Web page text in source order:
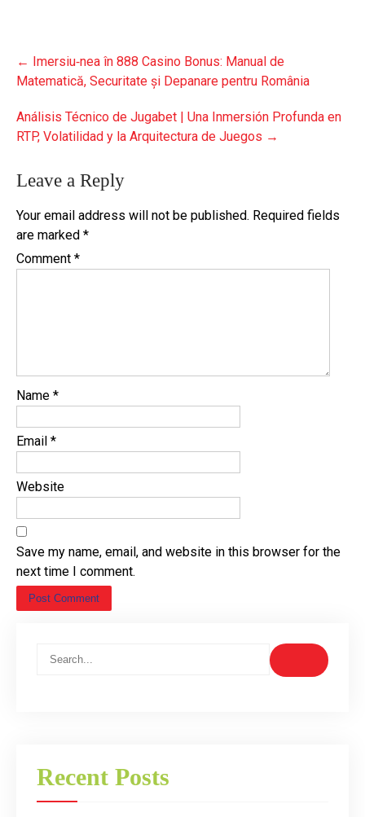
Post
navigation
← Imersiu⁃nea în 888 Casino Bonus: Manual de
Matematică, Securitate și Depanare pentru România
Análisis Técnico de Jugabet | Una Inmersión Profunda en
RTP, Volatilidad y la Arquitectura de Juegos →
Leave a Reply
Your email address will not be published. Required fields
are marked *
Comment *
Name *
Email *
Website
Save my name, email, and website in this browser for the
next time I comment.
Recent Posts